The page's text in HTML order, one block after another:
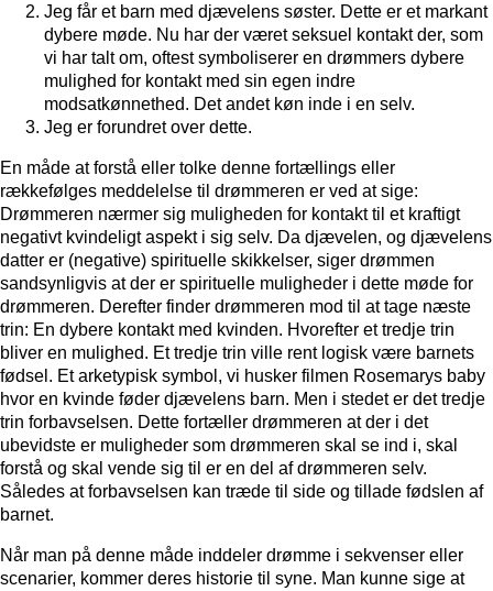
Jeg får et barn med djævelens søster. Dette er et markant
dybere møde. Nu har der været seksuel kontakt der, som
vi har talt om, oftest symboliserer en drømmers dybere
mulighed for kontakt med sin egen indre
modsatkønnethed. Det andet køn inde i en selv.
Jeg er forundret over dette.
En måde at forstå eller tolke denne fortællings eller
rækkefølges meddelelse til drømmeren er ved at sige:
Drømmeren nærmer sig muligheden for kontakt til et kraftigt
negativt kvindeligt aspekt i sig selv. Da djævelen, og djævelens
datter er (negative) spirituelle skikkelser, siger drømmen
sandsynligvis at der er spirituelle muligheder i dette møde for
drømmeren. Derefter finder drømmeren mod til at tage næste
trin: En dybere kontakt med kvinden. Hvorefter et tredje trin
bliver en mulighed. Et tredje trin ville rent logisk være barnets
fødsel. Et arketypisk symbol, vi husker filmen Rosemarys baby
hvor en kvinde føder djævelens barn. Men i stedet er det tredje
trin forbavselsen. Dette fortæller drømmeren at der i det
ubevidste er muligheder som drømmeren skal se ind i, skal
forstå og skal vende sig til er en del af drømmeren selv.
Således at forbavselsen kan træde til side og tillade fødslen af
barnet.
Når man på denne måde inddeler drømme i sekvenser eller
scenarier, kommer deres historie til syne. Man kunne sige at